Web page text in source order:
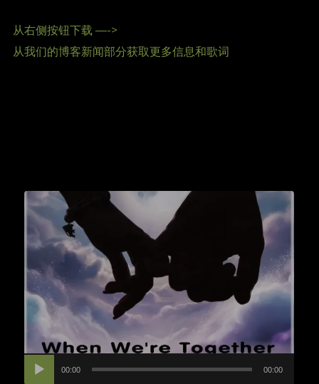
00:00 00:00
从右侧按钮下载 —->
从我们的博客新闻部分获取更多信息和歌词